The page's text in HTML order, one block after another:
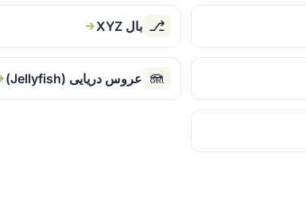
⎇ بال XYZ
🪼 عروس دریایی (Jellyfish)